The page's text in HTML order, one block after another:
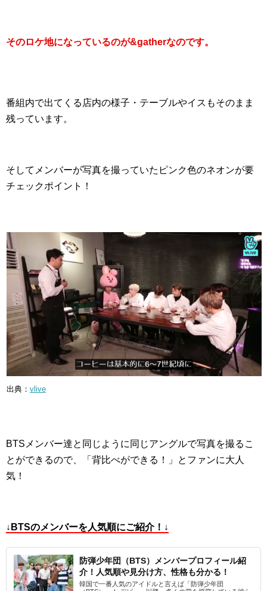
そのロケ地になっているのが&gatherなのです。
番組内で出てくる店内の様子・テーブルやイスもそのまま
残っています。
そしてメンバーが写真を撮っていたピンク色のネオンが要
チェックポイント！
出典： vlive
BTSメンバー達と同じように同じアングルで写真を撮るこ
とができるので、「背比べができる！」とファンに大人
気！
↓BTSのメンバーを人気順にご紹介！↓
防弾少年団（BTS）メンバープロフィール紹
介！人気順や見分け方、性格も分かる！
韓国で一番人気のアイドルと言えば「防弾少年団